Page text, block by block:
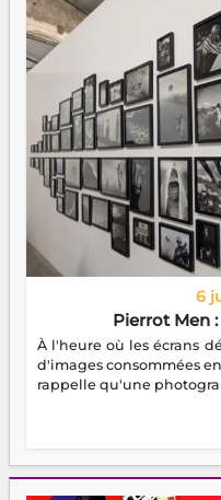
6
Pierrot Men
À l'heure où les écrans
d'images consommées
rappelle qu'une